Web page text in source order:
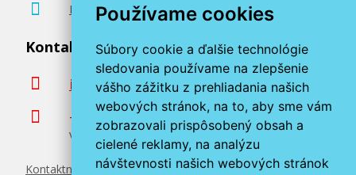
Používame cookies
Súbory cookie a ďalšie technológie
sledovania používame na zlepšenie
vášho zážitku z prehliadania našich
webových stránok, na to, aby sme vám
zobrazovali prispôsobený obsah a
cielené reklamy, na analýzu
návštevnosti našich webových stránok
Poradenstvo zadarmo
Kontaktujte nás
info@miroluk.sk
+420 377 222 313
Volajte v pracovné dni od 8. do 17. hod.
Kontaktné údaje